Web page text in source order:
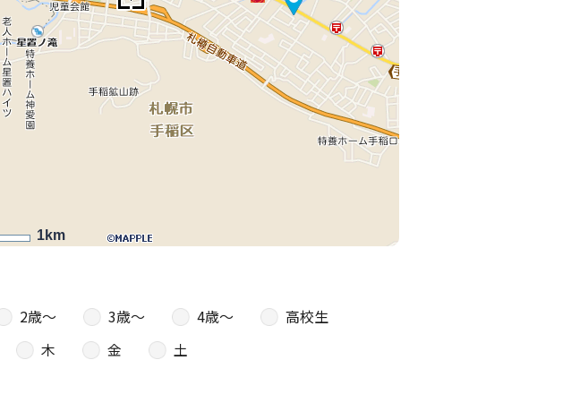
1km
2歳〜 3歳〜 4歳〜
高校生
木 金
土